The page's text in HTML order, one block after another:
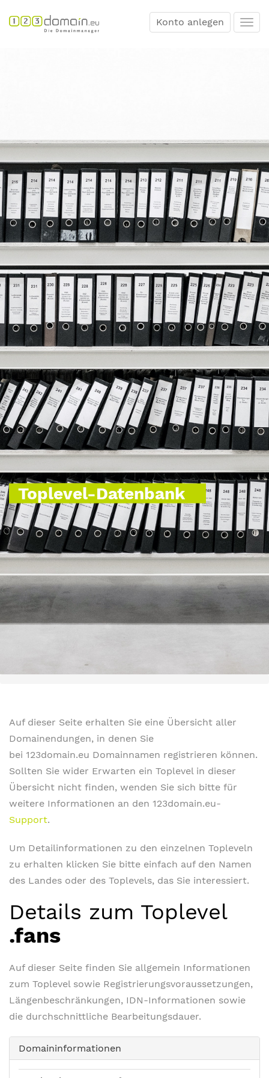
Konto anlegen
Toplevel-Datenbank
Auf dieser Seite erhalten Sie eine Übersicht aller
Domainendungen, in denen Sie
bei 123domain.eu Domainnamen registrieren können.
Sollten Sie wider Erwarten ein Toplevel in dieser
Übersicht nicht finden, wenden Sie sich bitte für
weitere Informationen an den 123domain.eu-
Support.
Um Detailinformationen zu den einzelnen Topleveln
zu erhalten klicken Sie bitte einfach auf den Namen
des Landes oder des Toplevels, das Sie interessiert.
Details zum Toplevel
.fans
Auf dieser Seite finden Sie allgemein Informationen
zum Toplevel sowie Registrierungsvoraussetzungen,
Längenbeschränkungen, IDN-Informationen sowie
die durchschnittliche Bearbeitungsdauer.
Domaininformationen